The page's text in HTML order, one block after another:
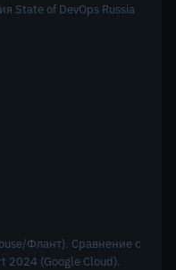
State of DevOps Russia
Флант). Сравнение с
2024 (Google Cloud).